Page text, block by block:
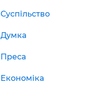
Суспільство
Думка
Преса
Економіка